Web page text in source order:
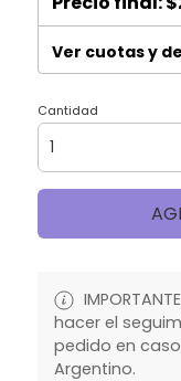
Ver cuotas y
Cantidad
hacer el
pedido en
Argentino.